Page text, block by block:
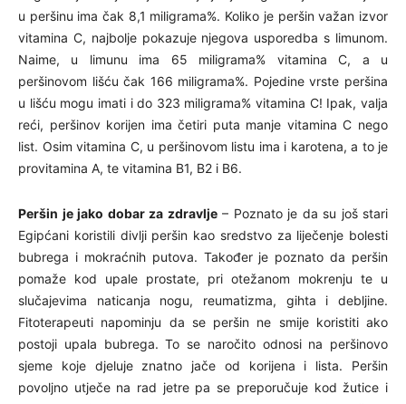
u peršinu ima čak 8,1 miligrama%. Koliko je peršin važan izvor
vitamina C, najbolje pokazuje njegova usporedba s limunom.
Naime, u limunu ima 65 miligrama% vitamina C, a u
peršinovom lišću čak 166 miligrama%. Pojedine vrste peršina
u lišću mogu imati i do 323 miligrama% vitamina C! Ipak, valja
reći, peršinov korijen ima četiri puta manje vitamina C nego
list. Osim vitamina C, u peršinovom listu ima i karotena, a to je
provitamina A, te vitamina B1, B2 i B6.
Peršin je jako dobar za zdravlje– Poznato je da su još stari
Egipćani koristili divlji peršin kao sredstvo za liječenje bolesti
bubrega i mokraćnih putova. Također je poznato da peršin
pomaže kod upale prostate, pri otežanom mokrenju te u
slučajevima naticanja nogu, reumatizma, gihta i debljine.
Fitoterapeuti napominju da se peršin ne smije koristiti ako
postoji upala bubrega. To se naročito odnosi na peršinovo
sjeme koje djeluje znatno jače od korijena i lista. Peršin
povoljno utječe na rad jetre pa se preporučuje kod žutice i